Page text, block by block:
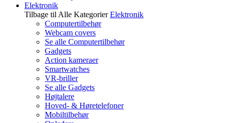
Elektronik
Tilbage til Alle Kategorier Elektronik
Computertilbehør
Webcam covers
Se alle Computertilbehør
Gadgets
Action kameraer
Smartwatches
VR-briller
Se alle Gadgets
Højtalere
Hoved- & Høretelefoner
Mobiltilbehør